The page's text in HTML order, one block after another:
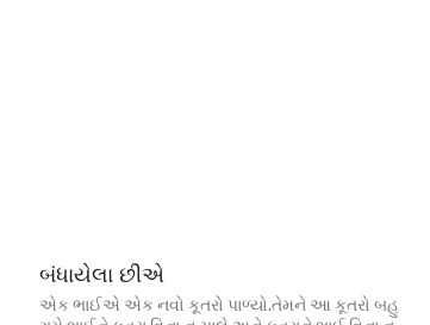
બંધાયેલા છીએ
એક ભાઈએ એક નવો કૂતરો પાળ્યો.તેમને આ કૂતરો બહુ